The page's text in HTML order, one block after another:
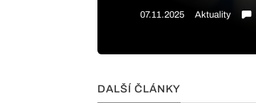
07.11.2025 Aktuality
DALŠÍ ČLÁNKY